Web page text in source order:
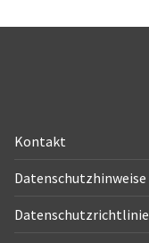
Kontakt
Datenschutzhinweise
Datenschutzrichtlinie